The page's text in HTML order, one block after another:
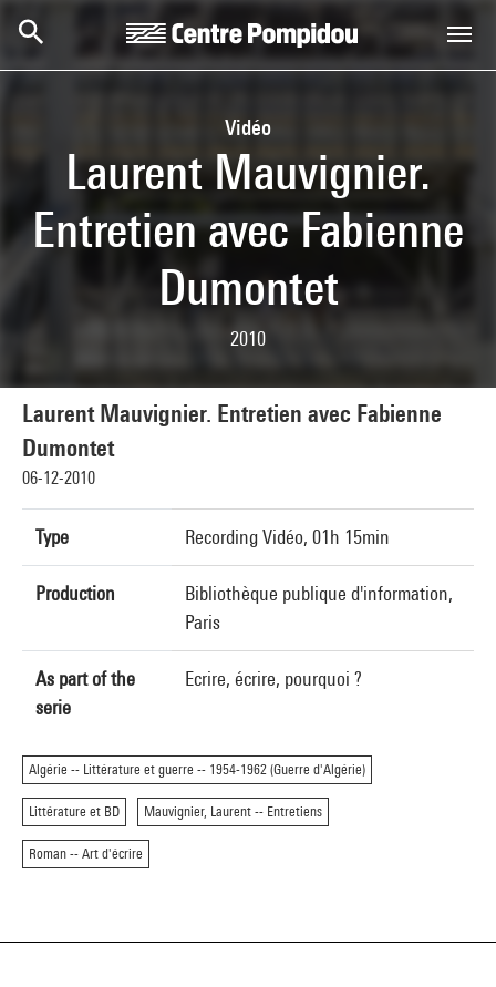
Vidéo
Laurent Mauvignier.
Entretien avec Fabienne
Dumontet
2010
Laurent Mauvignier. Entretien avec Fabienne
Dumontet
06-12-2010
Type Recording Vidéo, 01h 15min
Production
Bibliothèque publique d'information,
Paris
As part of the
serie
Ecrire, écrire, pourquoi ?
Algérie -- Littérature et guerre -- 1954-1962 (Guerre d'Algérie)
Littérature et BD Mauvignier, Laurent -- Entretiens
Roman -- Art d'écrire